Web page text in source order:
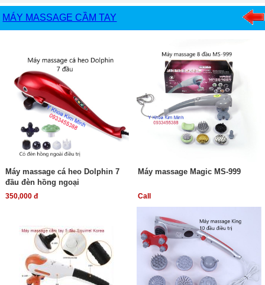
MÁY MASSAGE CẦM TAY
Máy massage cá heo Dolphin 7
đầu đèn hồng ngoại
350,000 đ
Máy massage Magic MS-999
Call